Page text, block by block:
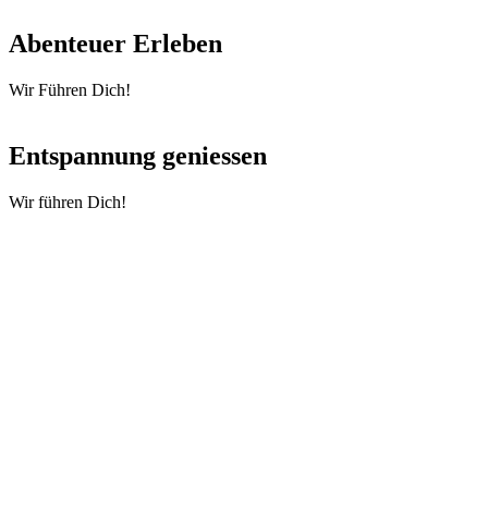
Abenteuer Erleben
Wir Führen Dich!
Entspannung geniessen
Wir führen Dich!